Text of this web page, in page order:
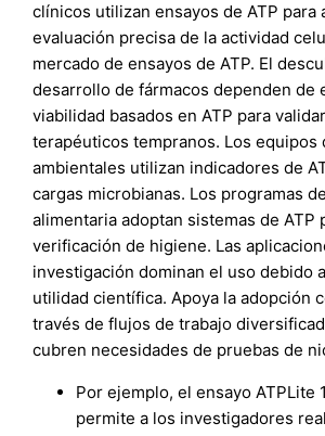
clínicos utilizan ensayos de ATP para
evaluación precisa de la actividad
mercado de ensayos de ATP. El
desarrollo de fármacos dependen de
viabilidad basados en ATP para
terapéuticos tempranos. Los equipos
ambientales utilizan indicadores de
cargas microbianas. Los programas
alimentaria adoptan sistemas de ATP
verificación de higiene. Las
investigación dominan el uso debido
utilidad científica. Apoya la adopción
través de flujos de trabajo
cubren necesidades de pruebas de
Por ejemplo, el ensayo ATPLite
permite a los investigadores